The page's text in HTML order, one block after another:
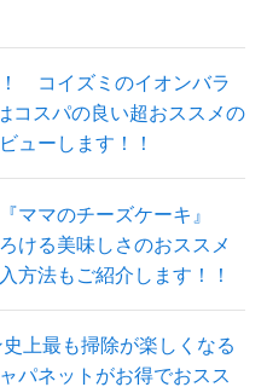
コイズミのイオンバラ
コスパの良い超おススメの
ューします！！
ママのチーズケーキ』
ける美味しさのおススメ
法もご紹介します！！
上最も掃除が楽しくなる
パネットがお得でおスス